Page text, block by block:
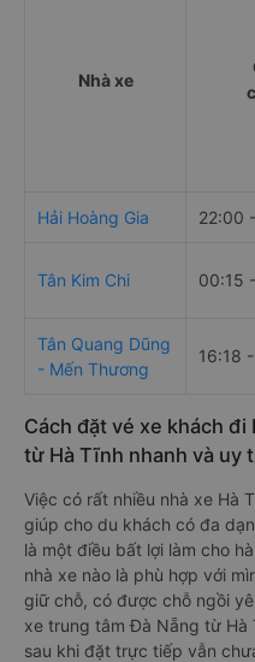
Nhà xe
Hải Hoàng Gia 22:00
Tân Kim Chi 00:15
Tân Quang Dũng
- Mến Thương
16:18
Cách đặt vé xe khách
từ Hà Tĩnh nhanh và uy
Việc có rất nhiều nhà xe Hà
giúp cho du khách có đa
là một điều bất lợi làm cho
nhà xe nào là phù hợp với
giữ chỗ, có được chỗ ngồi
xe trung tâm Đà Nẵng từ Hà
sau khi đặt trực tiếp vẫn